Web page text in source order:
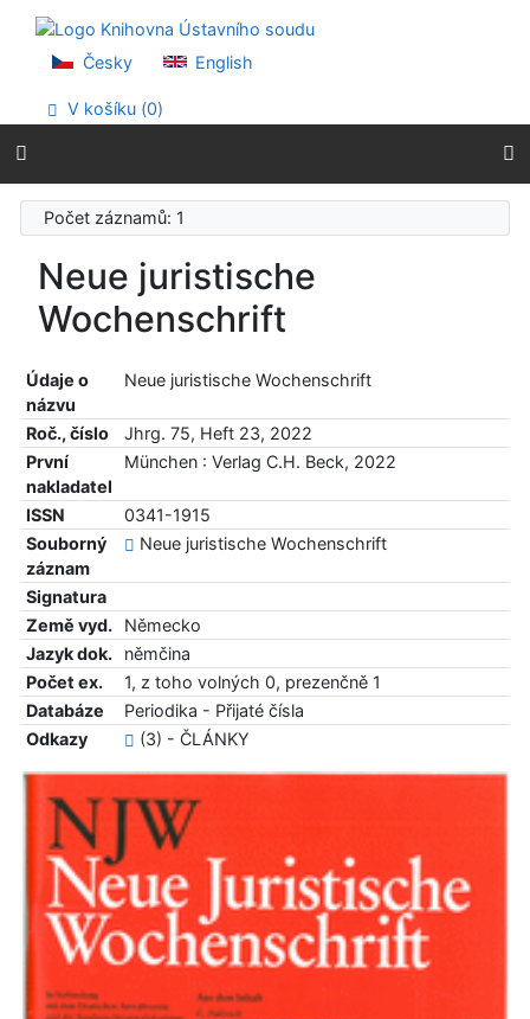
Přejít na menu
Prohlášení o webové přístupnosti
Česky English
V košíku (0)
Počet záznamů: 1
Neue juristische
Wochenschrift
Údaje o
názvu
Neue juristische Wochenschrift
Roč., číslo
Jhrg. 75, Heft 23, 2022
První
nakladatel
München : Verlag C.H. Beck, 2022
ISSN
0341-1915
Souborný
záznam
Neue juristische Wochenschrift
Signatura
Země vyd.
Německo
Jazyk dok.
němčina
Počet ex.
1, z toho volných 0, prezenčně 1
Databáze
Periodika - Přijaté čísla
Odkazy
(3) - ČLÁNKY